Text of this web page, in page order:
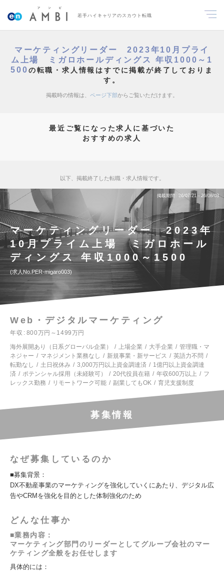
若手ハイキャリアのスカウト転職
マーケティングリーダー 2023年10月プライ
ム上場 ミガロホールディングス 年収1000～1
500の転職・求人情報はすでに掲載が終了しておりま
す。
掲載時の情報は、 ページ下部からご覧いただけます。
最近ご覧になった求人に基づいた
おすすめの求人
以下、掲載終了した転職・求人情報です。
掲載期間 26/07/21～26/08/03
マーケティングリーダー 2023年
10月プライム上場 ミガロホール
ディングス 年収1000～1500
求人No.PER-migaro003
Web・デジタルマーケティング
年収
800万円～1499万円
海外展開あり（日系グローバル企業）
上場企業 大手企業
管理職・マ
ネジャー
マネジメント業務なし 新規事業・新サービス
英語力不問
転勤なし
土日祝休み 3,000万円以上資金調達済
1億円以上資金調達
済
ポテンシャル採用（未経験可） 20代役員在籍 年収600万以上
フ
レックス勤務
リモートワーク可能 副業してもOK 育児支援制度
募集情報
なぜ募集しているのか
■募集背景：
DX不動産事業のマーケティングを強化していくにあたり、デジタル広
告やCRMを強化を目的とした体制強化のため
どんな仕事か
■業務内容：
マーケティング部門のリーダーとしてグルーブ会社のマー
ケティング全般をお任せします
具体的には：